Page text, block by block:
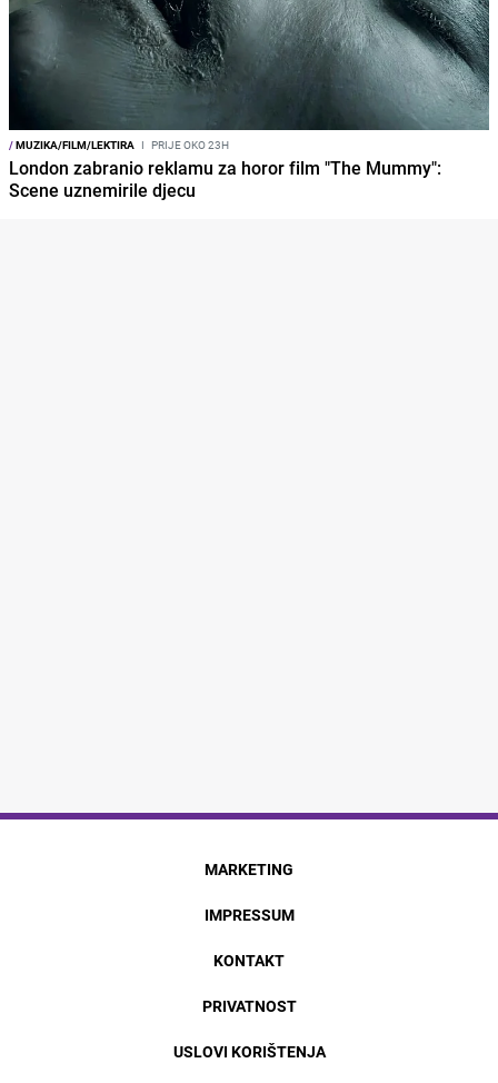
/MUZIKA/FILM/LEKTIRA I PRIJE OKO 23H
London zabranio reklamu za horor film "The Mummy":
Scene uznemirile djecu
MARKETING
IMPRESSUM
KONTAKT
PRIVATNOST
USLOVI KORIŠTENJA